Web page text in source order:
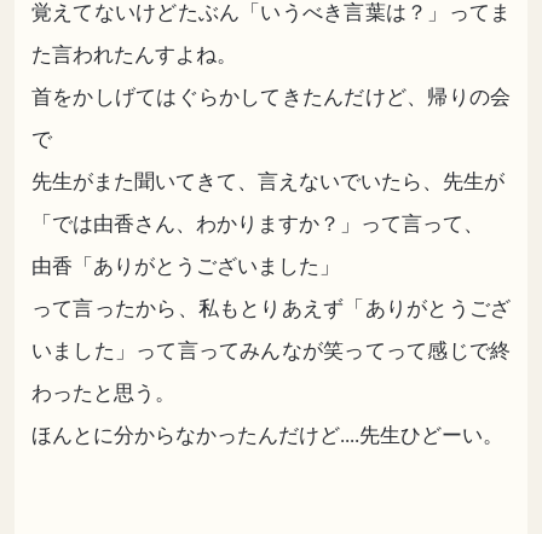
覚えてないけどたぶん「いうべき言葉は？」ってま
た言われたんすよね。
首をかしげてはぐらかしてきたんだけど、帰りの会
で
先生がまた聞いてきて、言えないでいたら、先生が
「では由香さん、わかりますか？」って言って、
由香「ありがとうございました」
って言ったから、私もとりあえず「ありがとうござ
いました」って言ってみんなが笑ってって感じで終
わったと思う。
ほんとに分からなかったんだけど....先生ひどーい。